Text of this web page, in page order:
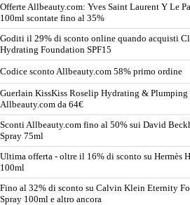
Offerte Allbeauty.com: Yves Saint Laurent Y Le
100ml scontate fino al 35%
Goditi il ​​29% di sconto online quando acquisti
Hydrating Foundation SPF15
Codice sconto Allbeauty.com 58% primo ordine
Guerlain KissKiss Roselip Hydrating &
Allbeauty.com da 64€
Sconti Allbeauty.com fino al 50% sui David
Spray 75ml
Ultima offerta - oltre il 16% di sconto su Hermès
100ml
Fino al 32% di sconto su Calvin Klein Eternity
Spray 100ml e altro ancora